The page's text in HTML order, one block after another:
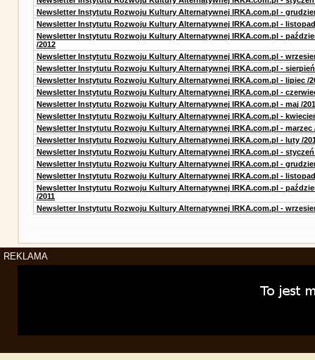
Newsletter Instytutu Rozwoju Kultury Alternatywnej IRKA.com.pl -
Newsletter Instytutu Rozwoju Kultury Alternatywnej IRKA.com.pl - listopad
Newsletter Instytutu Rozwoju Kultury Alternatywnej IRKA.com.pl -
/2012
Newsletter Instytutu Rozwoju Kultury Alternatywnej IRKA.com.pl -
Newsletter Instytutu Rozwoju Kultury Alternatywnej IRKA.com.pl - sierpień
Newsletter Instytutu Rozwoju Kultury Alternatywnej IRKA.com.pl - lipiec /
Newsletter Instytutu Rozwoju Kultury Alternatywnej IRKA.com.pl -
Newsletter Instytutu Rozwoju Kultury Alternatywnej IRKA.com.pl - maj /
Newsletter Instytutu Rozwoju Kultury Alternatywnej IRKA.com.pl -
Newsletter Instytutu Rozwoju Kultury Alternatywnej IRKA.com.pl - marzec
Newsletter Instytutu Rozwoju Kultury Alternatywnej IRKA.com.pl - luty /
Newsletter Instytutu Rozwoju Kultury Alternatywnej IRKA.com.pl - styczeń
Newsletter Instytutu Rozwoju Kultury Alternatywnej IRKA.com.pl -
Newsletter Instytutu Rozwoju Kultury Alternatywnej IRKA.com.pl - listopad
Newsletter Instytutu Rozwoju Kultury Alternatywnej IRKA.com.pl -
/2011
Newsletter Instytutu Rozwoju Kultury Alternatywnej IRKA.com.pl -
REKLAMA